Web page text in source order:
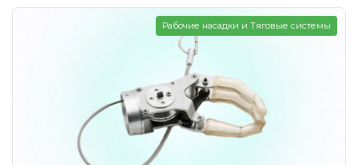
Рабочие насадки и Тяговые системы